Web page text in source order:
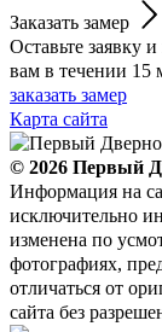
Заказать замер
Оставьте заявку
вам в течении 15
заказать замер
Карта сайта
© 2026 Первый
Информация на
исключительно
изменена по
фотографиях,
отличаться от
сайта без